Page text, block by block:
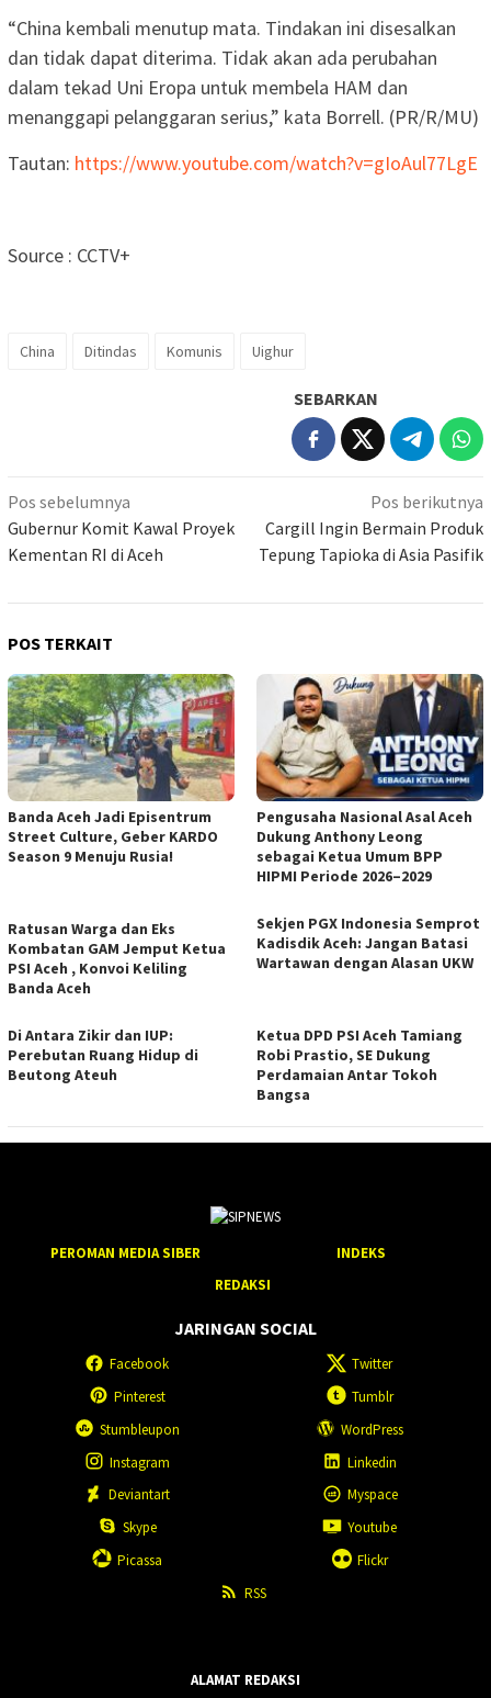
“China kembali menutup mata. Tindakan ini disesalkan
dan tidak dapat diterima. Tidak akan ada perubahan
dalam tekad Uni Eropa untuk membela HAM dan
menanggapi pelanggaran serius,” kata Borrell. (PR/R/MU)
Tautan: https://www.youtube.com/watch?v=gIoAul77LgE
Source : CCTV+
China Ditindas Komunis Uighur
SEBARKAN
Navigasi
pos
Pos sebelumnya
Gubernur Komit Kawal Proyek
Kementan RI di Aceh
Pos berikutnya
Cargill Ingin Bermain Produk
Tepung Tapioka di Asia Pasifik
POS TERKAIT
Banda Aceh Jadi Episentrum
Street Culture, Geber KARDO
Season 9 Menuju Rusia!
Pengusaha Nasional Asal Aceh
Dukung Anthony Leong
sebagai Ketua Umum BPP
HIPMI Periode 2026–2029
Ratusan Warga dan Eks
Kombatan GAM Jemput Ketua
PSI Aceh , Konvoi Keliling
Banda Aceh
Sekjen PGX Indonesia Semprot
Kadisdik Aceh: Jangan Batasi
Wartawan dengan Alasan UKW
Di Antara Zikir dan IUP:
Perebutan Ruang Hidup di
Beutong Ateuh
Ketua DPD PSI Aceh Tamiang
Robi Prastio, SE Dukung
Perdamaian Antar Tokoh
Bangsa
PEROMAN MEDIA SIBER
INDEKS
REDAKSI
JARINGAN SOCIAL
Facebook
Twitter
Pinterest
Tumblr
Stumbleupon
WordPress
Instagram
Linkedin
Deviantart
Myspace
Skype
Youtube
Picassa
Flickr
RSS
ALAMAT REDAKSI